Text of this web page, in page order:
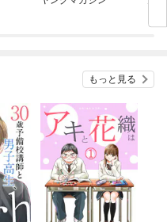
が
もっと見る